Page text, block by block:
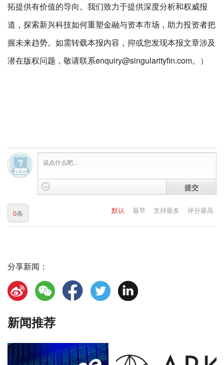
拓提供有价值的导向。我们致力于提供深度分析和权威报
道，探索新兴科技如何重塑金融与资本市场，助力投资者把
握未来趋势。如需转载本报内容，抑或您发现本报文章涉及
潜在版权问题，敬请联系enquiry@singularityfin.com。）
提交
默认 最早 支持最多 评分最高
0条
分享新闻：
新闻推荐